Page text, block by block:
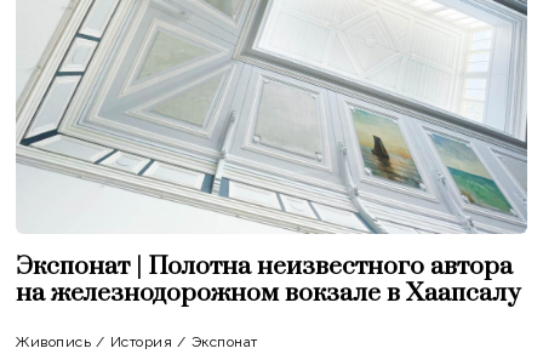
Экспонат | Полотна неизвестного автора
на железнодорожном вокзале в Хаапсалу
Живопись / История / Экспонат